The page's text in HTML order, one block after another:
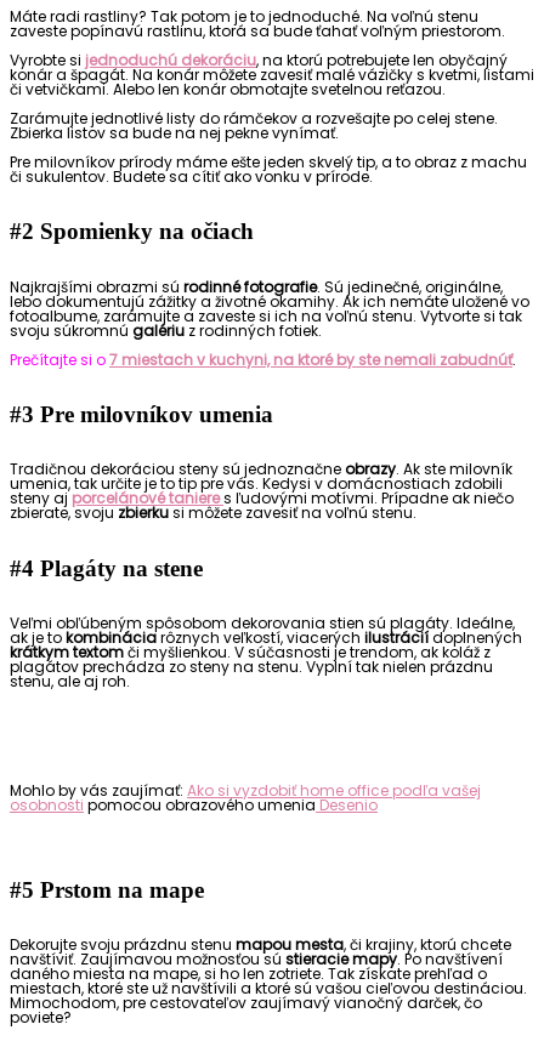
Máte radi rastliny? Tak potom je to jednoduché. Na voľnú stenu
zaveste popínavú rastlinu, ktorá sa bude ťahať voľným priestorom.
Vyrobte si jednoduchú dekoráciu, na ktorú potrebujete len obyčajný
konár a špagát. Na konár môžete zavesiť malé vázičky s kvetmi, listami
či vetvičkami. Alebo len konár obmotajte svetelnou reťazou.
Zarámujte jednotlivé listy do rámčekova rozvešajte po celej stene.
Zbierka listov sa bude na nej pekne vynímať.
Pre milovníkov prírody mámeešte jeden skvelý tip,a to obraz z machu
či sukulentov. Budete sa cítiť ako vonku v prírode.
#2 Spomienky na očiach
Najkrajšími obrazmi sú rodinné fotografie. Sú jedinečné, originálne,
lebo dokumentujú zážitky a životné okamihy. Ak ich nemáte uložené vo
fotoalbume, zarámujte a zavestesi ich na voľnú stenu. Vytvorte si tak
svoju súkromnú galériu z rodinných fotiek.
Prečítajte si o7 miestach v kuchyni, na ktoré by ste nemali zabudnúť.
#3 Pre milovníkov umenia
Tradičnou dekoráciou steny sú jednoznačneobrazy. Ak ste milovník
umenia, tak určite je to tip pre vás. Kedysi v domácnostiach zdobili
steny ajporcelánové tanieres ľudovými motívmi. Prípadne ak niečo
zbierate, svojuzbierkusi môžete zavesiť na voľnú stenu.
#4 Plagáty na stene
Veľmi obľúbeným spôsobom dekorovania stien sú plagáty. Ideálne,
ak je tokombináciarôznych veľkostí, viacerých ilustráciídoplnených
krátkym textomči myšlienkou. V súčasnosti je trendom,ak koláž z
plagátov prechádza zo steny na stenu. Vyplní tak nielen prázdnu
stenu, ale aj roh.
Mohlo by vás zaujímať: Ako si vyzdobiť home office podľa vašej
osobnosti pomocou obrazového umeniaDesenio
#5 Prstom na mape
Dekorujte svoju prázdnu stenu mapou mesta, či krajiny, ktorú chcete
navštíviť. Zaujímavou možnosťou sú stieracie mapy. Po navštívení
daného miesta na mape, si holen zotriete. Tak získate prehľad o
miestach, ktoré ste už navštívili a ktoré sú vašou cieľovou destináciou.
Mimochodom, pre cestovateľov zaujímavý vianočný darček, čo
poviete?